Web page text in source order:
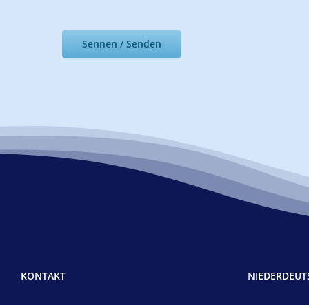
Sennen / Senden
KONTAKT